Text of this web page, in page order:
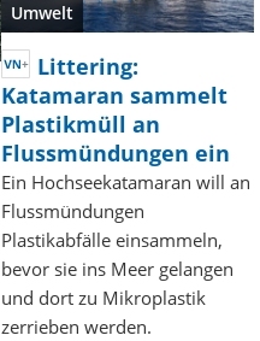
Umwelt
Littering:
Katamaran sammelt
Plastikmüll an
Flussmündungen ein
Ein Hochseekatamaran will an
Flussmündungen
Plastikabfälle einsammeln,
bevor sie ins Meer gelangen
und dort zu Mikroplastik
zerrieben werden.